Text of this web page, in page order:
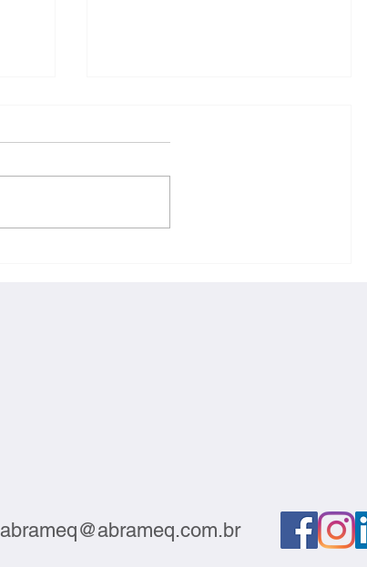
abrameq@abrameq.com.br